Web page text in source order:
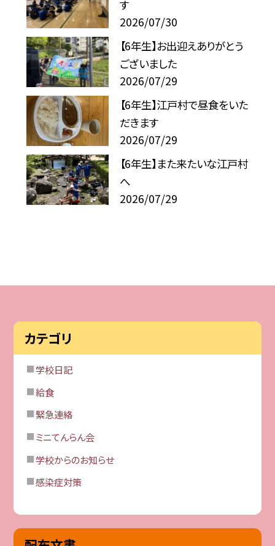
す
2026/07/30
【6年生】お出迎えありがとう
ございました
2026/07/29
【6年生】江戸村で昼食をいた
だきます
2026/07/29
【6年生】また来たいな江戸村
へ
2026/07/29
カテゴリ
学校日記
給食
緊急連絡
ミニてんらん会
学校からのお知らせ
感染症対策